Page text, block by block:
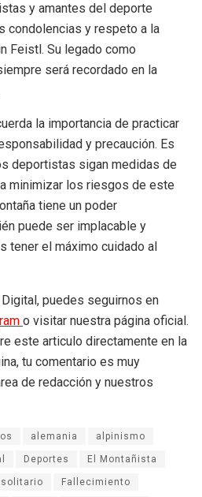
y amantes del deporte
condolencias y respeto a la
Feistl. Su legado como
será recordado en la
la importancia de practicar
y precaución. Es
deportistas sigan medidas de
minimizar los riesgos de este
tiene un poder
puede ser implacable y
tener el máximo cuidado al
puedes seguirnos en
o visitar nuestra página oficial.
este articulo directamente en la
tu comentario es muy
de redacción y nuestros
alemania alpinismo
Deportes El Montañista
solitario Fallecimiento